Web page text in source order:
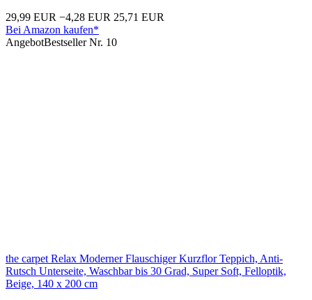
29,99 EUR −4,28 EUR 25,71 EUR
Bei Amazon kaufen*
AngebotBestseller Nr. 10
the carpet Relax Moderner Flauschiger Kurzflor Teppich, Anti-
Rutsch Unterseite, Waschbar bis 30 Grad, Super Soft, Felloptik,
Beige, 140 x 200 cm